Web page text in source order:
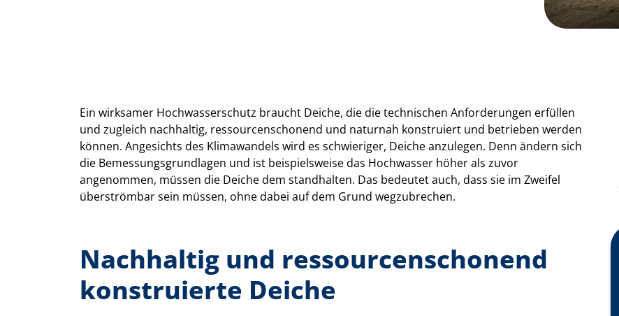
Ein wirksamer Hochwasserschutz braucht Deiche, die die technischen Anforderungen erfüllen
und zugleich nachhaltig, ressourcenschonend und naturnah konstruiert und betrieben werden
können. Angesichts des Klimawandels wird es schwieriger, Deiche anzulegen. Denn ändern sich
die Bemessungsgrundlagen und ist beispielsweise das Hochwasser höher als zuvor
angenommen, müssen die Deiche dem standhalten. Das bedeutet auch, dass sie im Zweifel
überströmbar sein müssen, ohne dabei auf dem Grund wegzubrechen.
Nachhaltig und ressourcenschonend
konstruierte Deiche